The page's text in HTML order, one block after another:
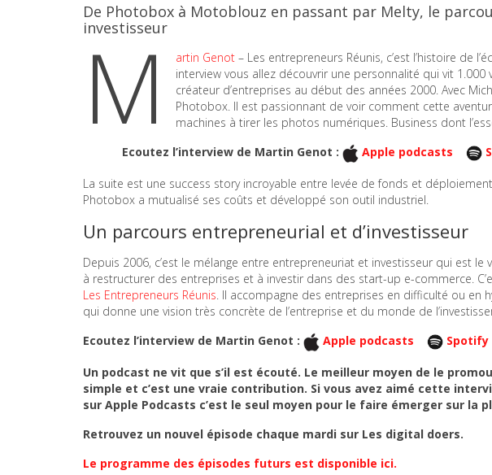
De Photobox à Motoblouz en passant par Melty, le
investisseur
M artin Genot– Les entrepreneurs Réunis, c’est l’histoire de
interview vous allez découvrir une personnalité qui vit
créateur d’entreprises au début des années 2000. Avec
Photobox. Il est passionnant de voir comment cette
machines à tirer les photos numériques. Business dont
Ecoutez l’interview de Martin Genot :
Apple podcasts
La suite est une success story incroyable entre levée de fonds et
Photobox a mutualisé ses coûts et développé son outil industriel.
Un parcours entrepreneurial et d’investisseur
Depuis 2006, c’est le mélange entre entrepreneuriat et investisseur qui est
à restructurer des entreprises et à investir dans des start-up e-commerce.
Les Entrepreneurs Réunis . Il accompagne des entreprises en difficulté ou en
qui donne une vision très concrète de l’entreprise et du monde de
Ecoutez l’interview de Martin Genot :
Apple podcasts Spotify
Un podcast ne vit que s’il est écouté. Le meilleur moyen de le
simple et c’est une vraie contribution. Si vous avez aimé cette
sur Apple Podcasts c’est le seul moyen pour le faire émerger sur la
Retrouvez un nouvel épisode chaque mardi sur Les digital doers.
Le programme des épisodes futurs est disponible ici.